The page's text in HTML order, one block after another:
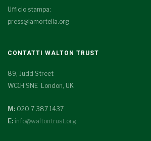
Ufficio stampa:
press@lamortella.org
CONTATTI WALTON TRUST
89, Judd Street
WC1H 9NE London, UK
M: 020 7 387 1437
E: info@waltontrust.org